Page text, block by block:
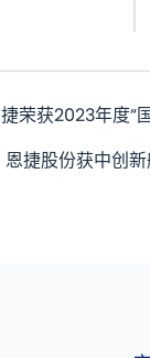
荣获2023年度“
恩捷股份获中创